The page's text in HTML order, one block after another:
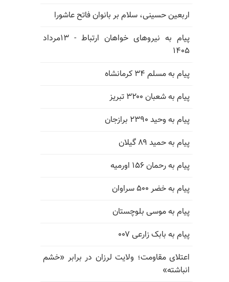
اربعین حسینی، سلام بر بانوان فاتح عاشورا
پیام به نیروهای خواهان ارتباط - ۱۳مرداد
۱۴۰۵
پیام به مسلم ۳۴ کرمانشاه
پیام به شعبان ۳۲۰۰ تبریز
پیام به وحید ۲۳۹۰ برازجان
پیام به حمید ۸۹ گیلان
پیام به رحمان ۱۵۶ اورمیه
پیام به خضر ۵۰۰ سراوان
پیام به موسی بلوچستان
پیام به بابک زارعی ۰۰۷
اعتلای مقاومت؛ ولایت لرزان در برابر «خشم
انباشته»